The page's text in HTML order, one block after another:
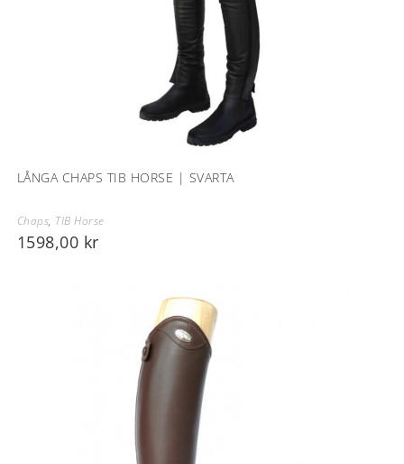
LÅNGA CHAPS TIB HORSE | SVARTA
Chaps, TIB Horse
1598,00 kr